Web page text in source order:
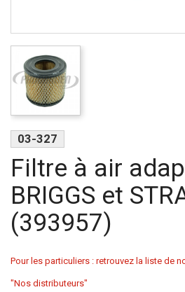
03-327
Filtre à air
BRIGGS et
(393957)
Pour les particuliers : retrouvez la liste de
"Nos distributeurs"